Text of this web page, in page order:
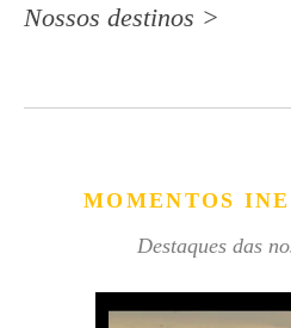
Nossos destinos >
MOMENTOS
Destaques das